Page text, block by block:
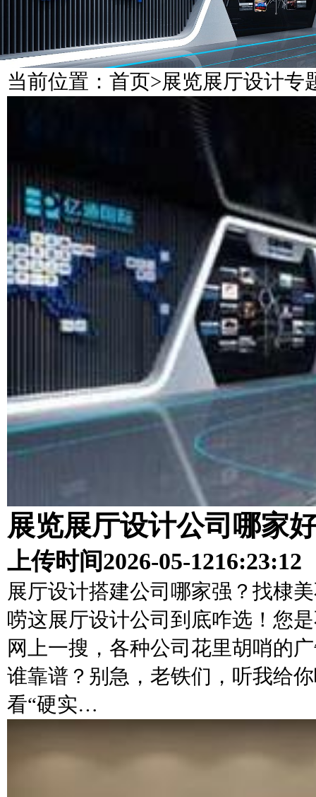
当前位置： 首页>展览展厅设计专
展览展厅设计公司哪家
上传时间2026-05-1216:23:12
展厅设计搭建公司哪家强？找棣
唠这展厅设计公司到底咋选！您
网上一搜，各种公司花里胡哨的
谁靠谱？别急，老铁们，听我给
看“硬实…